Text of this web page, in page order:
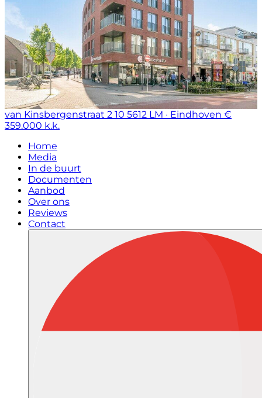
van Kinsbergenstraat 2 10 5612 LM · Eindhoven €
359.000 k.k.
Home
Media
In de buurt
Documenten
Aanbod
Over ons
Reviews
Contact